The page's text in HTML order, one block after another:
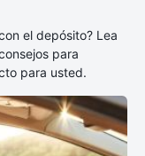
el depósito? Lea
para
para usted.